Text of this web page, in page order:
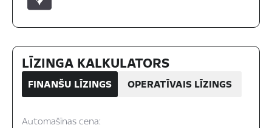
LĪZINGA KALKULATORS
FINANŠU LĪZINGS OPERATĪVAIS LĪZINGS
Automašīnas cena: